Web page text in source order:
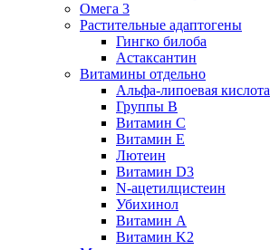
Омега 3
Растительные адаптогены
Гингко билоба
Астаксантин
Витамины отдельно
Альфа-липоевая кислота
Группы B
Витамин С
Витамин Е
Лютеин
Витамин D3
N-ацетилцистеин
Убихинол
Витамин А
Витамин K2